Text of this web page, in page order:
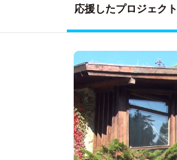
応援したプロジェクト